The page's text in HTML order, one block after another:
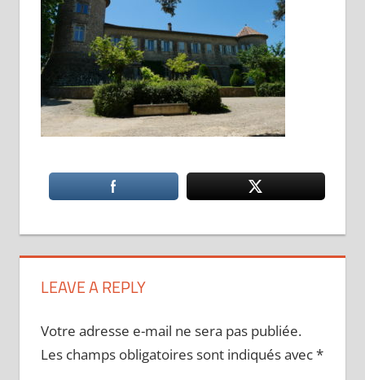
LEAVE A REPLY
Votre adresse e-mail ne sera pas publiée.
Les champs obligatoires sont indiqués avec*